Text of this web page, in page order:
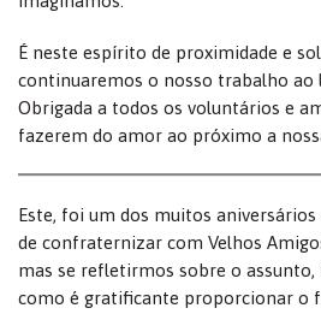
É neste espírito de proximidade e
continuaremos o nosso trabalho ao
Obrigada a todos os voluntários e
fazerem do amor ao próximo a
Este, foi um dos muitos
de confraternizar com Velhos
mas se refletirmos sobre o
como é gratificante proporcionar o